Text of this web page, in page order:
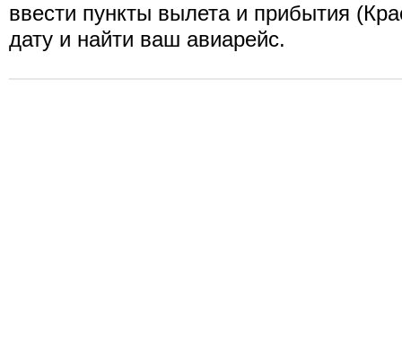
ввести пункты вылета и прибытия
дату и найти ваш авиарейс.